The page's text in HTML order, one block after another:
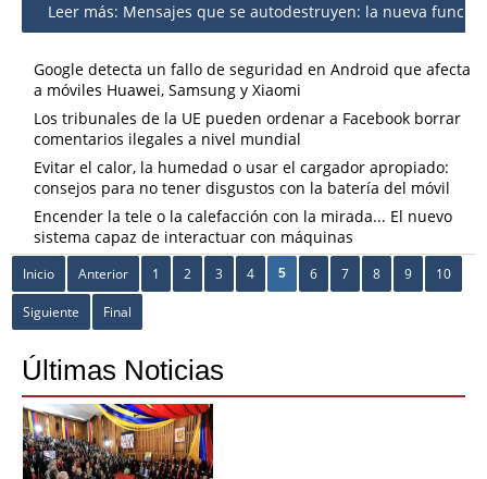
Leer más: Mensajes que se autodestruyen: la nueva
Google detecta un fallo de seguridad en Android que afecta
a móviles Huawei, Samsung y Xiaomi
Los tribunales de la UE pueden ordenar a Facebook borrar
comentarios ilegales a nivel mundial
Evitar el calor, la humedad o usar el cargador apropiado:
consejos para no tener disgustos con la batería del móvil
Encender la tele o la calefacción con la mirada... El nuevo
sistema capaz de interactuar con máquinas
Inicio Anterior 1 2 3 4 5 6 7 8 9 10
Siguiente Final
Últimas Noticias